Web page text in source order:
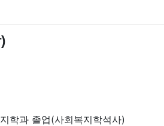
학과 졸업(사회복지학석사)